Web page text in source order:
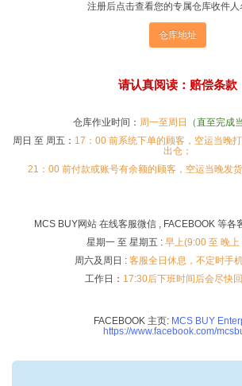
注册后点击查看您的专属仓库收件人
仓库地址
请认真阅读：赔偿条款
仓库作业时间： 周一至周日
（直至完成
周日 至 周五： 17 ： 00 前系统下单的顾客，空运当晚
出仓；
21：00 前付款或账号有余额的顾客，空运当晚发货
MCS BUY网站 在线客服微信 , FACEBOOK 等各
星期一 至 星期五 : 早上(9:00 至 晚上
周六及周日 : 客服全日休息，不定时手
工作日： 17:30后下班时间后会尽快
FACEBOOK 主页: MCS BUY
https://www.facebook.com/